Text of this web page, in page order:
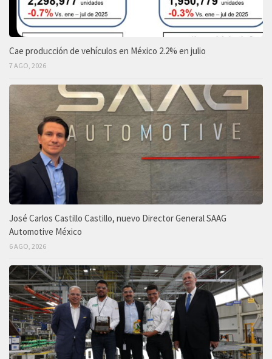
Cae producción de vehículos en México 2.2% en julio
7 AGO, 2026
José Carlos Castillo Castillo, nuevo Director General SAAG
Automotive México
6 AGO, 2026